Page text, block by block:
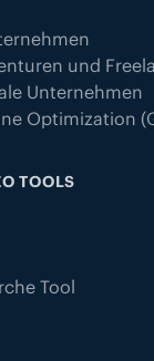
und
Unternehmen
Optimization
TOOLS
Tool